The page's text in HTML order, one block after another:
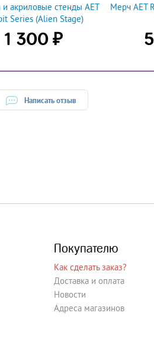
акриловые стенды AET
Series (Alien Stage)
1 300 ₽
Мерч AET
Написать отзыв
Покупателю
Как сделать заказ?
Доставка и оплата
Новости
Адреса магазинов